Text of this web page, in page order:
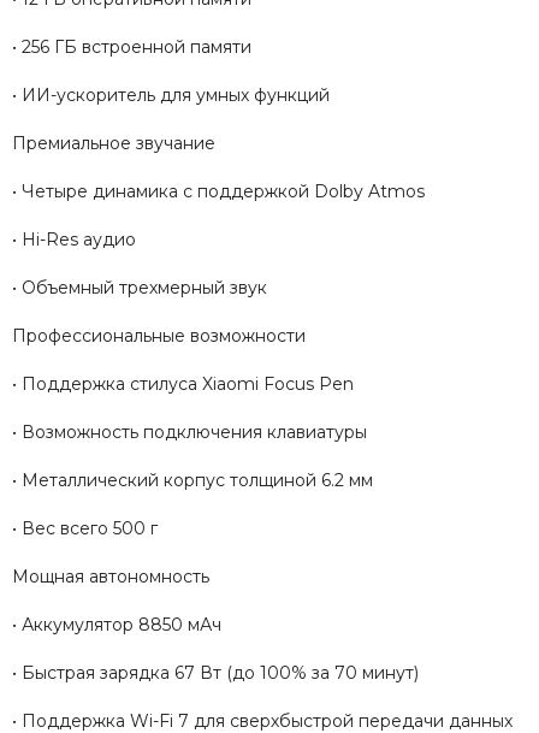
• 256 ГБ встроенной памяти
• ИИ-ускоритель для умных функций
Премиальное звучание
• Четыре динамика с поддержкой Dolby Atmos
• Hi-Res аудио
• Объемный трехмерный звук
Профессиональные возможности
• Поддержка стилуса Xiaomi Focus Pen
• Возможность подключения клавиатуры
• Металлический корпус толщиной 6.2 мм
• Вес всего 500 г
Мощная автономность
• Аккумулятор 8850 мАч
• Быстрая зарядка 67 Вт (до 100% за 70 минут)
• Поддержка Wi-Fi 7 для сверхбыстрой передачи данных